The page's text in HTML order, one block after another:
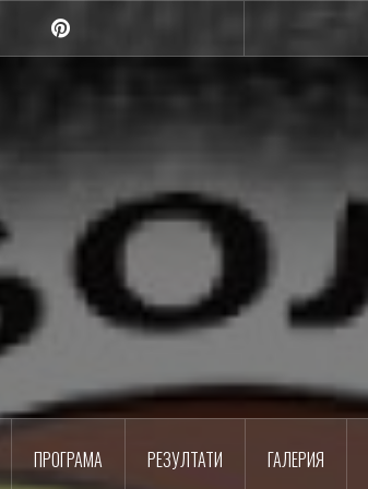
Шумен
Баскетболен клуб
ПРОГРАМА РЕЗУЛТАТИ ГАЛЕРИЯ